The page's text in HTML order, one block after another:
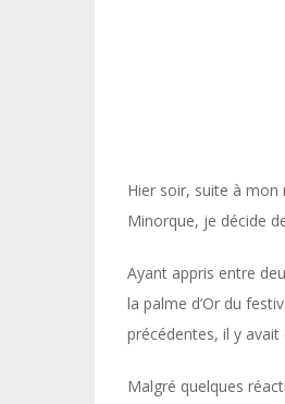
Hier soir, suite à mon
Minorque, je décide
Ayant appris entre
la palme d’Or du
précédentes, il y
Malgré quelques